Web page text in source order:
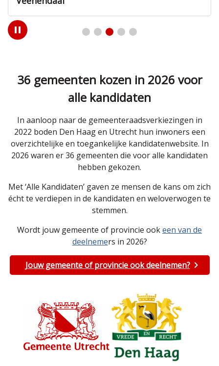
Play
/
36 gemeenten kozen in 2026 voor
alle kandidaten
In aanloop naar de gemeenteraadsverkiezingen in
2022 boden Den Haag en Utrecht hun inwoners een
overzichtelijke en toegankelijke kandidatenwebsite. In
2026 waren er 36 gemeenten die voor alle kandidaten
hebben gekozen.
Met ‘Alle Kandidaten’ gaven ze mensen de kans om zich
écht te verdiepen in de kandidaten en weloverwogen te
stemmen.
Wordt jouw gemeente of provincie ookeen van de
deelnemers in 2026?
Jouw gemeente of provincie ook deelnemen?